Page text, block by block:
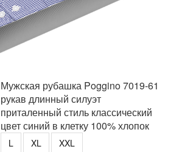
Мужская рубашка Poggino 7019-61
рукав длинный силуэт
приталенный стиль классический
цвет синий в клетку 100% хлопок
L XL XXL